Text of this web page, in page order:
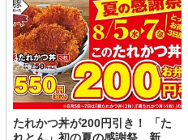
たれかつ丼が200円引き！ 「た
れとん」初の夏の感謝祭、新